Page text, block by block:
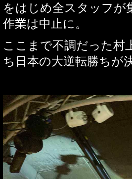
をはじめ全スタッフが
作業は中止に。
ここまで不調だった村
ち日本の大逆転勝ちが